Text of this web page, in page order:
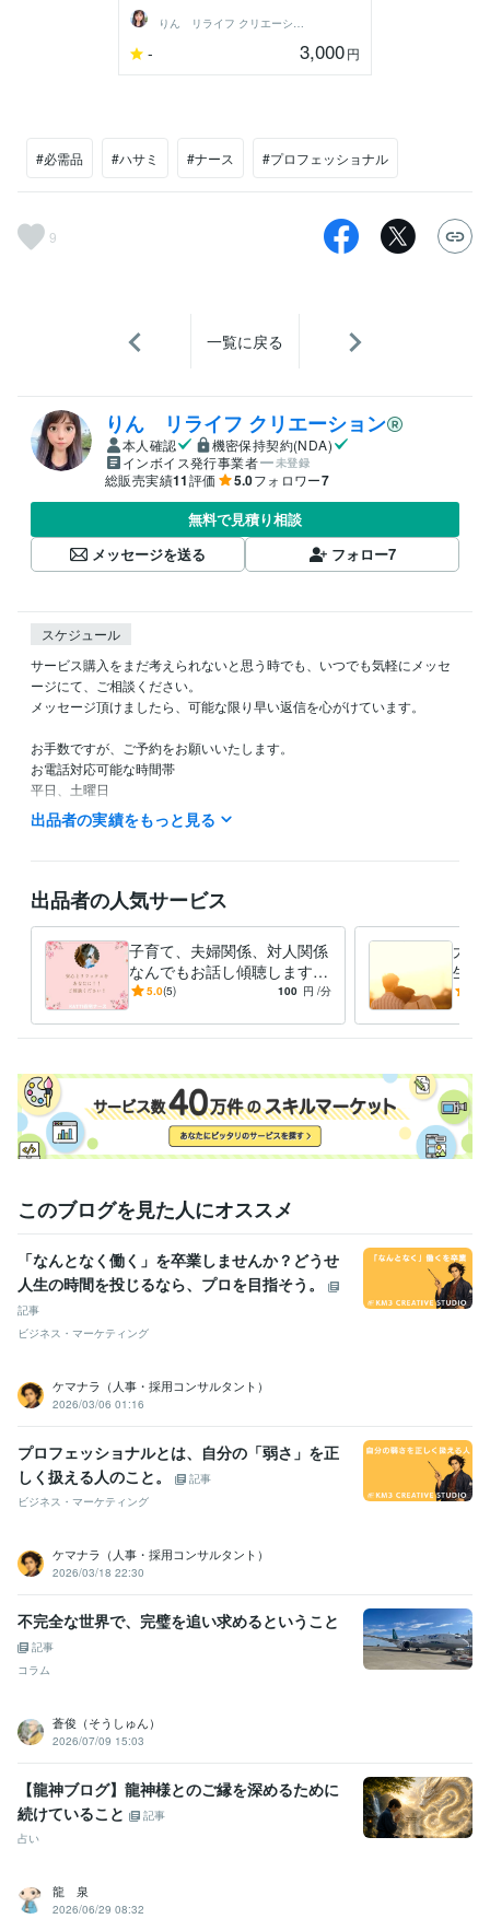
- 3,000円
#必需品 #ハサミ #ナース #プロフェッショナル
9
一覧に戻る
りん リライフ クリエーション
本人確認
機密保持契約(NDA)
インボイス発行事業者
未登録
総販売実績11評価 5.0フォロワー7
無料で見積り相談
メッセージを送る
フォロー7
スケジュール
サービス購入をまだ考えられないと思う時でも、いつでも気軽にメッセ
ージにて、ご相談ください。
メッセージ頂けましたら、可能な限り早い返信を心がけています。
お手数ですが、ご予約をお願いいたします。
お電話対応可能な時間帯
平日、土曜日
  7:30--9:30am
20:00 -- 22:00
が可能となっています。
経験職種
医療・介護 / 看護師
看護師 取得年 : 1997年
出品者の実績をもっと見る
出品者の人気サービス
子育て、夫婦関係、対人関係
なんでもお話し傾聴します ⭐︎
ちょっとしたことでもどう
たへ！
5.0(5) 100 円 /分
大好
生の
うま
このブログを見た人にオススメ
「なんとなく働く」を卒業しませんか？どうせ
人生の時間を投じるなら、プロを目指そう。
記事
ビジネス・マーケティング
ケマナラ（人事・採用コンサルタント）
2026/03/06 01:16
プロフェッショナルとは、自分の「弱さ」を正
しく扱える人のこと。
記事
ビジネス・マーケティング
ケマナラ（人事・採用コンサルタント）
2026/03/18 22:30
不完全な世界で、完璧を追い求めるということ
記事
コラム
蒼俊（そうしゅん）
2026/07/09 15:03
【龍神ブログ】龍神様とのご縁を深めるために
続けていること
記事
占い
龍 泉
2026/06/29 08:32